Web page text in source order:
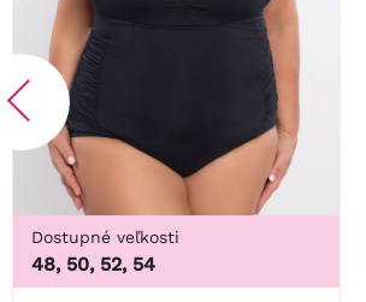
Dostupné veľkosti
48, 50, 52, 54